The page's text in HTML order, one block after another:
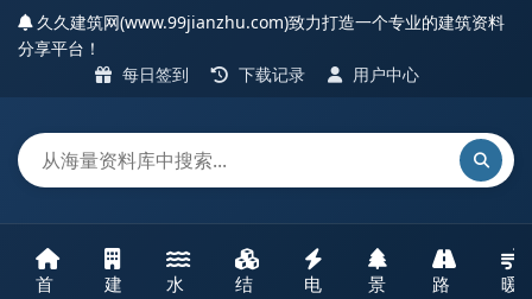
久久建筑网(www.99jianzhu.com)致力打造一个专业的建筑资料
分享平台！
每日签到
下载记录 用户中心
首
建
水
结
电
景
路
暖